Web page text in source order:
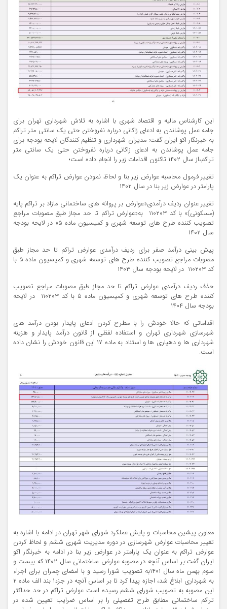
این کارشناس مالیه و اقتصاد شهری با اشاره به تلاش شهرداری تهران برای
جامه عمل پوشاندن به ادعای زاکانی درباره نفروختن حتی یک سانتی متر تراکم
به خبرنگار اکو ایران گفت: مدیران شهرداری و تنظیم کنندگان لایحه بودجه برای
جامه عمل پوشاندن به ادعای زاکانی درباره نفروختن حتی یک سانتی متر
تراکم،از سال ۱۴۰۲ تاکنون اقدامات زیر را انجام داده است؛
تغییر فرمول محاسبه عوارض زیر بنا و لحاظ نمودن عوارض تراکم به عنوان یک
پارامتر در عوارض زیر بنا در سال ۱۴۰۲
تغییر عنوان ردیف درآمدی«عوارض بر پروانه های ساختمانی مازاد بر تراکم پایه
(مسکونی)» با کد ۱۱۰۲۰۳ به«عوارض تراکم تا حد مجاز طبق مصوبات مراجع
تصویب کننده طرح های توسعه شهری و کمیسیون ماده ۵» در لایحه بودجه
سال ۱۴۰۲
پیش بینی درآمد صفر برای ردیف درآمدی عوارض تراکم تا حد مجاز طبق
مصوبات مراجع تصویب کننده طرح های توسعه شهری و کمیسیون ماده ۵ با
کد ۱۱۰۲۰۳ در لایحه بودجه سال ۱۴۰۳
حذف ردیف درآمدی عوارض تراکم تا حد مجاز طبق مصوبات مراجع تصویب
کننده طرح های توسعه شهری و کمیسیون ماده ۵ با کد ۱۱۰۲۰۳ در لایحه
بودجه سال ۱۴۰۴
اقداماتی که حالا خودش را با مطرح کردن ادعای پایدار بودن درآمد های
شهرسازی شهرداری تهران و استفاده لفظی از قانون درآمد پایدار و هزینه
شهرداری ها و دهیاری ها و استناد به ماده ۱۷ این قانون خودش را نشان داده
است.
معاون پیشین محاسبات و پایش عملکرد شورای شهر تهران در ادامه با اشاره به
تغییر محاسبات عوارض شهرسازی در دوره مدیریت شهری ششم و لحاظ کردن
عوارض تراکم به عنوان یک پارامتر در عوارض زیر بنا در ادامه به خبرنگار اکو
ایران گفت:بر اساس آنچه در مصوبه عوارض ساختمانی سال ۱۴۰۲ که بیست و
سوم بهمن ماه سال ۱۴۰۱به تصویب شورا رسید و با امضای چمران برای اجراء
به شهرداری ابلاغ شد، اجازه پیدا کرد تا بر اساس آنچه در جزء۱ بند الف ماده ۲
این مصوبه به تصویب شورای ششم رسیده است عوارض تراکم در حد حداکثر
تراکم ساختمانی مطابق طرح تفصیلی را بر اساس ضرایب تعیین شده در